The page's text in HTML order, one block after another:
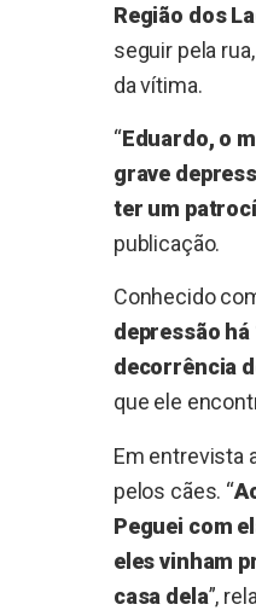
Região dos
seguir pela
da vítima.
“Eduardo, o
grave
ter um
publicação.
Conhecido
depressão
decorrência
que ele
Em entrevista
pelos cães. “
Peguei com
eles vinham
casa dela”,